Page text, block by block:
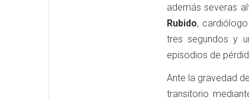
además severas
Rubido,
tres segundos y
episodios de
Ante la gravedad
transitorio